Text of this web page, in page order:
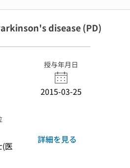
disease (PD)
授与年月日
2015-03-25
(医
詳細を見る